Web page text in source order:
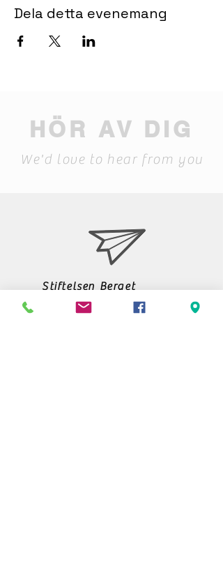
Dela detta evenemang
HÖR AV DIG
We'd love to hear from you
Stiftelsen Berget
Tempelvägen 10